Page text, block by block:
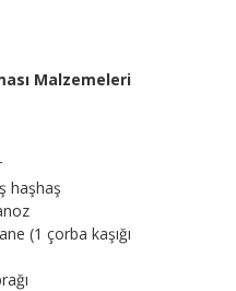
Malzemeleri
haşhaş
(1 çorba kaşığı